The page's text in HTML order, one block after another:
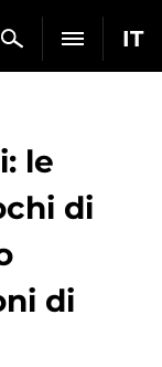
IT
le
di
di